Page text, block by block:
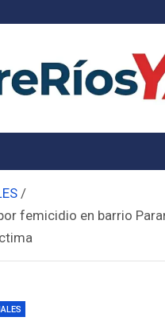
Entre Ríos
la provincia ahora
femicidio en barrio